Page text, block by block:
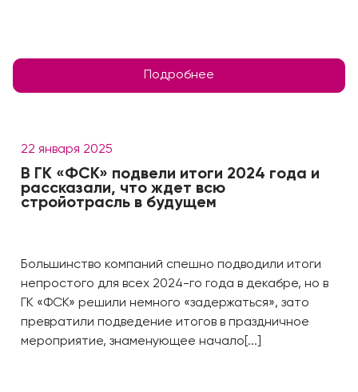
Подробнее
22 января 2025
В ГК «ФСК» подвели итоги 2024 года и
рассказали, что ждет всю
стройотрасль в будущем
Большинство компаний спешно подводили итоги
непростого для всех 2024-го года в декабре, но в
ГК «ФСК» решили немного «задержаться», зато
превратили подведение итогов в праздничное
мероприятие, знаменующее начало[...]